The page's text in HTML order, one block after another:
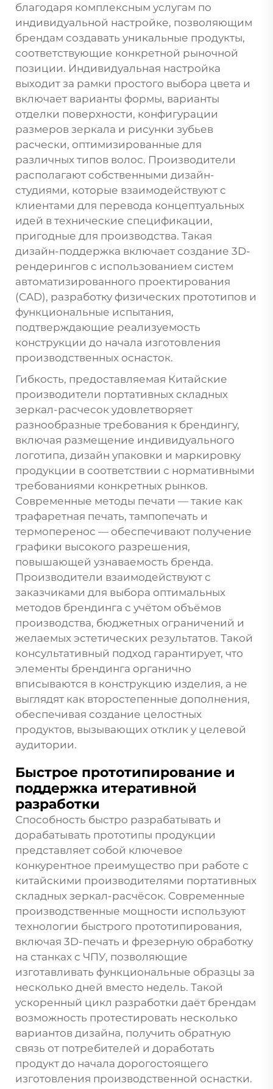
благодаря комплексным услугам по
индивидуальной настройке, позволяющим
брендам создавать уникальные продукты,
соответствующие конкретной рыночной
позиции. Индивидуальная настройка
выходит за рамки простого выбора цвета и
включает варианты формы, варианты
отделки поверхности, конфигурации
размеров зеркала и рисунки зубьев
расчески, оптимизированные для
различных типов волос. Производители
располагают собственными дизайн-
студиями, которые взаимодействуют с
клиентами для перевода концептуальных
идей в технические спецификации,
пригодные для производства. Такая
дизайн-поддержка включает создание 3D-
рендерингов с использованием систем
автоматизированного проектирования
(CAD), разработку физических прототипов и
функциональные испытания,
подтверждающие реализуемость
конструкции до начала изготовления
производственных оснасток.
Гибкость, предоставляемая Китайские
производители портативных складных
зеркал-расчесок удовлетворяет
разнообразные требования к брендингу,
включая размещение индивидуального
логотипа, дизайн упаковки и маркировку
продукции в соответствии с нормативными
требованиями конкретных рынков.
Современные методы печати — такие как
трафаретная печать, тампопечать и
термоперенос — обеспечивают получение
графики высокого разрешения,
повышающей узнаваемость бренда.
Производители взаимодействуют с
заказчиками для выбора оптимальных
методов брендинга с учётом объёмов
производства, бюджетных ограничений и
желаемых эстетических результатов. Такой
консультативный подход гарантирует, что
элементы брендинга органично
вписываются в конструкцию изделия, а не
выглядят как второстепенные дополнения,
обеспечивая создание целостных
продуктов, вызывающих отклик у целевой
аудитории.
Быстрое прототипирование и
поддержка итеративной
разработки
Способность быстро разрабатывать и
дорабатывать прототипы продукции
представляет собой ключевое
конкурентное преимущество при работе с
китайскими производителями портативных
складных зеркал-расчёсок. Современные
производственные мощности используют
технологии быстрого прототипирования,
включая 3D-печать и фрезерную обработку
на станках с ЧПУ, позволяющие
изготавливать функциональные образцы за
несколько дней вместо недель. Такой
ускоренный цикл разработки даёт брендам
возможность протестировать несколько
вариантов дизайна, получить обратную
связь от потребителей и доработать
продукт до начала дорогостоящего
изготовления производственной оснастки.